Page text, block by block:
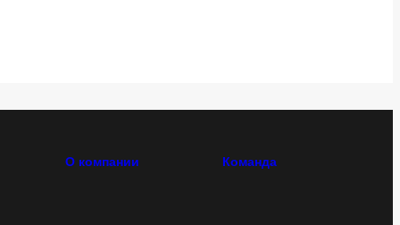
О компании
Команда